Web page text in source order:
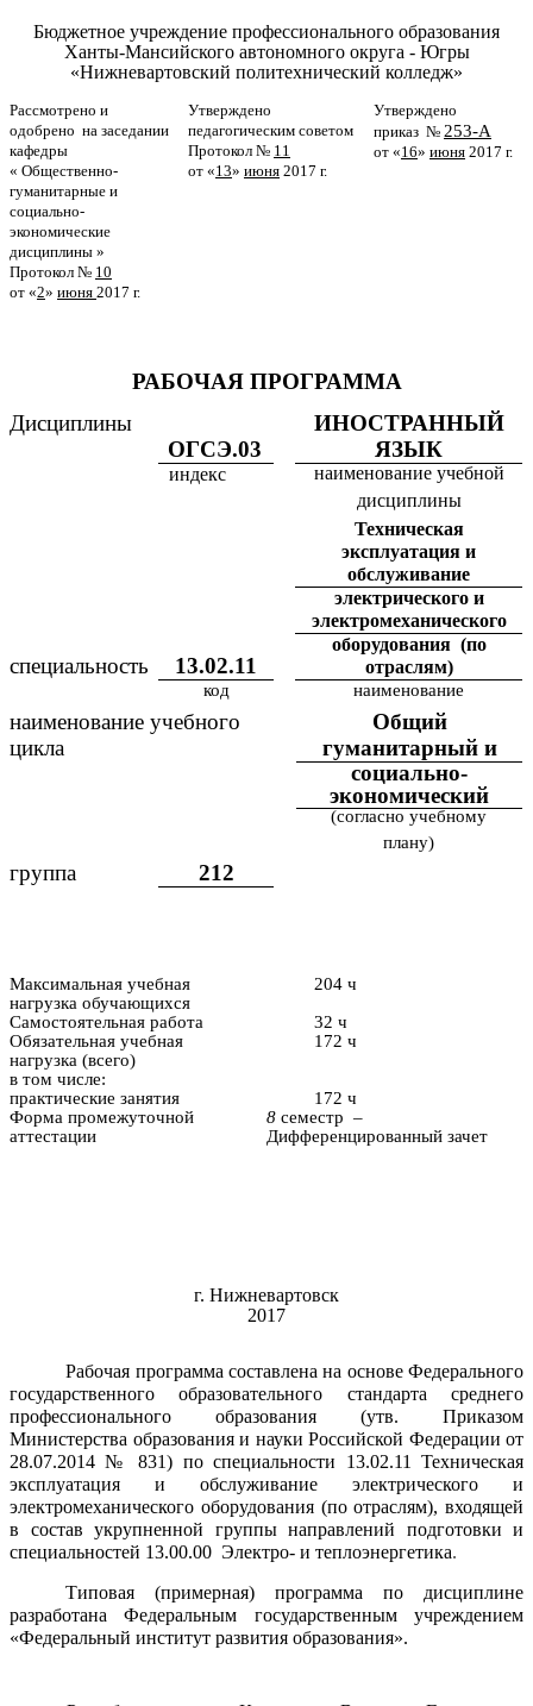
Бюджетное учреждение профессионального образования
Ханты-Мансийского автономного округа - Югры
«Нижневартовский политехнический колледж»
Рассмотрено и
одобрено на заседании
кафедры
« Общественно-
гуманитарные и
социально-
экономические
дисциплины »
Протокол № 10
от «2» июня 2017 г.
Утверждено
педагогическим советом
Протокол № 11
от «13» июня 2017 г.
Утверждено
приказ № 253-А
от «16» июня 2017 г.
РАБОЧАЯ ПРОГРАММА
Дисциплины
ОГСЭ.03
ИНОСТРАННЫЙ
ЯЗЫК
индекс
наименование учебной
дисциплины
специальность 13.02.11
Техническая
эксплуатация и
обслуживание
электрического и
электромеханического
оборудования (по
отраслям)
код наименование
наименование учебного
цикла
Общий
гуманитарный и
социально-
экономический
(согласно учебному
плану)
группа 212
Максимальная учебная
нагрузка обучающихся
204 ч
Самостоятельная работа
32 ч
Обязательная учебная
нагрузка (всего)
172 ч
в том числе:
практические занятия
172 ч
Форма промежуточной
аттестации
8 семестр –
Дифференцированный зачет
г. Нижневартовск
2017
Рабочая программа составлена на основе Федерального
государственного образовательного стандарта среднего
профессионального образования (утв. Приказом
Министерства образования и науки Российской Федерации от
28.07.2014 № 831) по специальности
13.02.11 Техническая
эксплуатация и обслуживание электрического и
электромеханического оборудования (по отраслям), входящей
в состав укрупненной группы направлений подготовки и
специальностей 13.00.00 Электро- и теплоэнергетика.
Типовая (примерная) программа по дисциплине
разработанаФедеральным государственным учреждением
«Федеральный институт развития образования».